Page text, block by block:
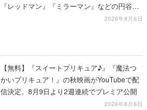
『レッドマン』『ミラーマン』などの円谷特
2026年8月6日
【無料】『スイートプリキュア♪』『魔法つ
かいプリキュア！』の秋映画がYouTubeで配
信決定。8月9日より2週連続でプレミア公開
2026年8月6日